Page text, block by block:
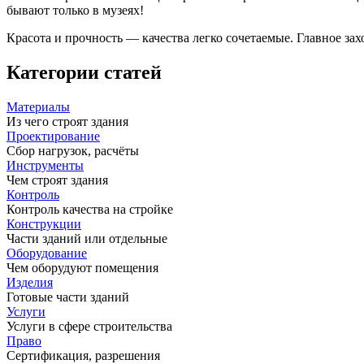
бывают только в музеях!
Красота и прочность — качества легко сочетаемые. Главное
Категории статей
Материалы
Из чего строят здания
Проектирование
Сбор нагрузок, расчёты
Инструменты
Чем строят здания
Контроль
Контроль качества на стройке
Конструкции
Части зданий или отдельные
Оборудование
Чем оборудуют помещения
Изделия
Готовые части зданий
Услуги
Услуги в сфере строительства
Право
Сертификация, разрешения